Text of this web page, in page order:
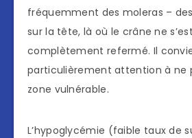
fréquemment des moleras –
sur la tête, là où le crâne ne
complètement refermé. Il
particulièrement attention à ne
zone vulnérable.
L’hypoglycémie (faible taux de